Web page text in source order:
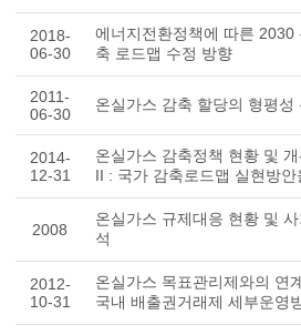
2018-
06-30
에너지전환정책에 따른 2030
축 로드맵 수정 방향
2011-
06-30
온실가스 감축 할당의 형평성
2014-
12-31
온실가스 감축정책 현황 및
II : 국가 감축로드맵 실현방안
2008
온실가스 규제대응 현황 및
석
2012-
10-31
온실가스 목표관리제와의 연
국내 배출권거래제 세부운영